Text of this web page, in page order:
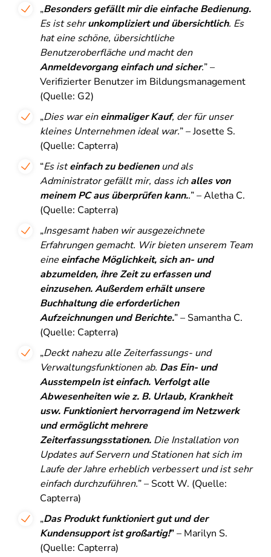
„Besonders gefällt mir die einfache Bedienung.
Es ist sehrunkompliziert und übersichtlich. Es
hat eine schöne, übersichtliche
Benutzeroberfläche und macht den
Anmeldevorgang einfach und sicher.” –
Verifizierter Benutzer im Bildungsmanagement
(Quelle: G2)
„​​Dies war eineinmaliger Kauf, der für unser
kleines Unternehmen ideal war.” – Josette S.
(Quelle: Capterra)
“Es isteinfach zu bedienenund als
Administrator gefällt mir, dass ichalles von
meinem PC aus überprüfen kann..” – Aletha C.
(Quelle: Capterra)
„Insgesamt haben wir ausgezeichnete
Erfahrungen gemacht. Wir bieten unserem Team
eine einfache Möglichkeit, sich an- und
abzumelden, ihre Zeit zu erfassen und
einzusehen. Außerdem erhält unsere
Buchhaltung die erforderlichen
Aufzeichnungen und Berichte.” – Samantha C.
(Quelle: Capterra)
„Deckt nahezu alle Zeiterfassungs- und
Verwaltungsfunktionen ab. Das Ein- und
Ausstempeln ist einfach. Verfolgt alle
Abwesenheiten wie z. B. Urlaub, Krankheit
usw. Funktioniert hervorragend im Netzwerk
und ermöglicht mehrere
Zeiterfassungsstationen. Die Installation von
Updates auf Servern und Stationen hat sich im
Laufe der Jahre erheblich verbessert und ist sehr
einfach durchzuführen.” – Scott W. (Quelle:
Capterra)
„Das Produkt funktioniert gut und der
Kundensupport ist großartig!”– Marilyn S.
(Quelle: Capterra)